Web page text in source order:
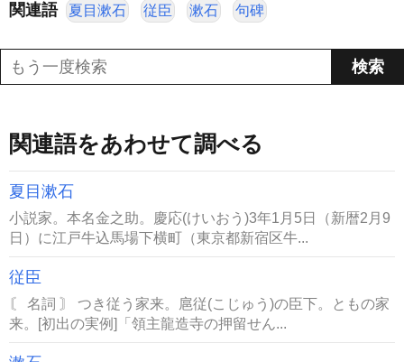
関連語 夏目漱石 従臣 漱石 句碑
関連語をあわせて調べる
夏目漱石
小説家。本名金之助。慶応(けいおう)3年1月5日（新暦2月9
日）に江戸牛込馬場下横町（東京都新宿区牛...
従臣
〘 名詞 〙 つき従う家来。扈従(こじゅう)の臣下。ともの家
来。[初出の実例]「領主龍造寺の押留せん...